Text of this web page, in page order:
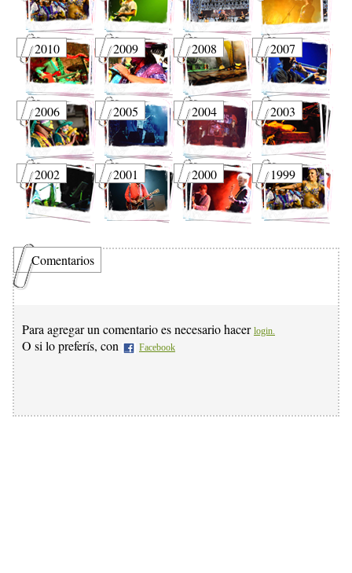
2010 2009 2008 2007
2006 2005 2004 2003
2002 2001 2000 1999
Comentarios
Para agregar un comentario es necesario hacer login.
O si lo preferís, con Facebook